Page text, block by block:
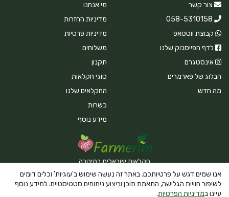
צור קשר
058-5310158
קבוצת ווטסאפ
לדף הפייסבוק שלנו
אינסטגרם
הבלוג של פארמרים
מה חדש
מי אנחנו
מדיניות החזרות
מדיניות פרטיות
משלוחים
תקנון
סוגי חקלאות
החקלאים שלנו
כשרות
מידע נוסף
חקלאות ישראלית במיטבה
אנו שמים דגש על פרטיותכם. באתר זה נעשה שימוש ב'עוגיות' וכלים דומים
לשיפור חוויית הגלישה, התאמת תוכן וביצוע ניתוחים סטטיסטיים. למידע נוסף
עיינו במדיניות הפרטיות.